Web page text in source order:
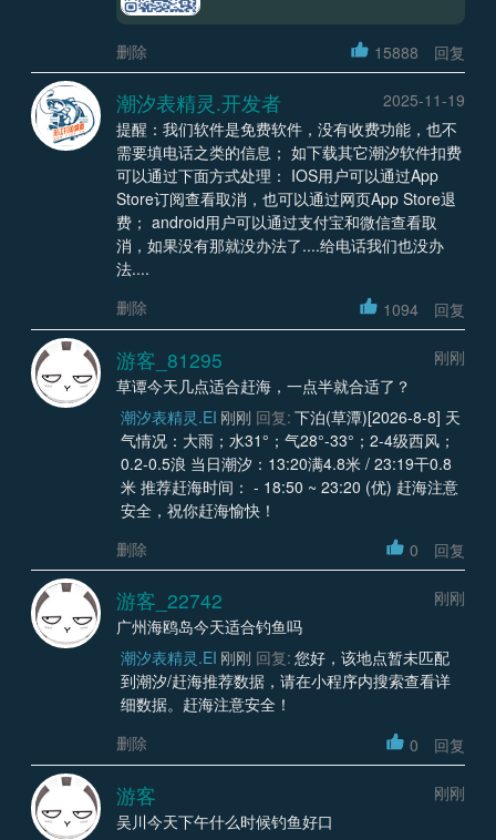
删除 15888 回复
潮汐表精灵.开发者
2025-11-19
提醒：我们软件是免费软件，没有收费功能，也不
需要填电话之类的信息； 如下载其它潮汐软件扣费
可以通过下面方式处理： IOS用户可以通过App
Store订阅查看取消，也可以通过网页App Store退
费； android用户可以通过支付宝和微信查看取
消，如果没有那就没办法了....给电话我们也没办
法....
删除
1094 回复
游客_81295
刚刚
草谭今天几点适合赶海，一点半就合适了？
潮汐表精灵.EI 刚刚 回复: 下泊(草潭)[2026-8-8] 天
气情况：大雨；水31°；气28°-33°；2-4级西风；
0.2-0.5浪 当日潮汐：13:20满4.8米 / 23:19干0.8
米 推荐赶海时间： - 18:50 ~ 23:20 (优) 赶海注意
安全，祝你赶海愉快！
删除
0 回复
游客_22742
刚刚
广州海鸥岛今天适合钓鱼吗
潮汐表精灵.EI 刚刚 回复: 您好，该地点暂未匹配
到潮汐/赶海推荐数据，请在小程序内搜索查看详
细数据。赶海注意安全！
删除
0 回复
游客
刚刚
吴川今天下午什么时候钓鱼好口